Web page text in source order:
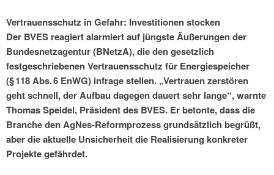
Vertrauensschutz in Gefahr: Investitionen stocken
Der BVES reagiert alarmiert auf jüngste Äußerungen der
Bundesnetzagentur (BNetzA), die den gesetzlich
festgeschriebenen Vertrauensschutz für Energiespeicher
(§ 118 Abs. 6 EnWG) infrage stellen. „Vertrauen zerstören
geht schnell, der Aufbau dagegen dauert sehr lange“, warnte
Thomas Speidel, Präsident des BVES. Er betonte, dass die
Branche den AgNes-Reformprozess grundsätzlich begrüßt,
aber die aktuelle Unsicherheit die Realisierung konkreter
Projekte gefährdet.